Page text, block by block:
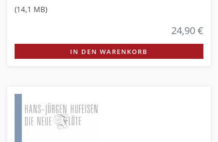
(14,1 MB)
24,90 €
IN DEN WARENKORB